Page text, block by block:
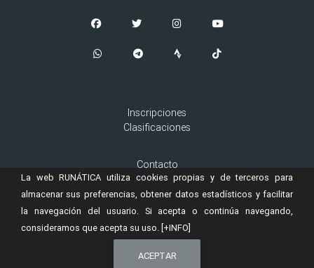
Inscripciones
Clasificaciones
Contacto
Aviso Legal
Cookies
RUNÁTICAes una marca registrada de
Ingeniería, S.L.
La web RUNÁTICA utiliza cookies propias y de terceros para
almacenar sus preferencias, obtener datos estadísticos y facilitar
la navegación del usuario. Si acepta o continúa navegando,
consideramos que acepta su uso. [+INFO]
ACEPTAR